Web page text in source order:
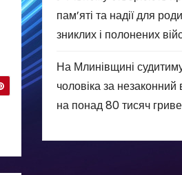
пам’яті та надії для
зниклих і полонених
На Млинівщині
чоловіка за
на понад 80 тисяч